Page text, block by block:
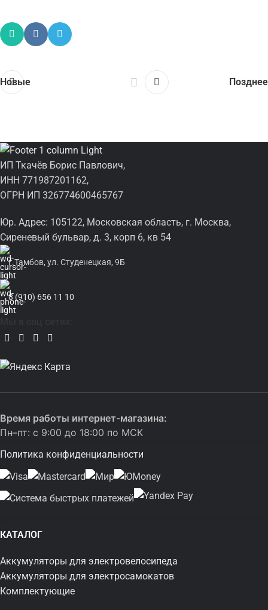
Новые Позднее
ИП Ткачёв Борис Павлович,
ИНН 771987201162,
ОГРН ИП 326774600465767
Юр. Адрес: 105122, Московская область, г. Москва,
Сиреневый бульвар, д. 3, корп 6, кв 54
г.Тамбов, ул. Студенецкая, 9Б
8 (910) 656 11 10
Время работы интернет-магазина:
Пн–пт: с 9:00 до 18:00 по МСК
Политика конфиденциальности
КАТАЛОГ
Аккумуляторы для электровелосипеда
Аккумуляторы для электросамокатов
Комплектующие